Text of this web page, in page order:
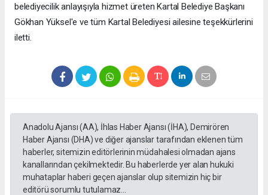
belediyecilik anlayışıyla hizmet üreten Kartal Belediye Başkanı
Gökhan Yüksel'e ve tüm Kartal Belediyesi ailesine teşekkürlerini
iletti.
Anadolu Ajansı (AA), İhlas Haber Ajansı (İHA), Demirören
Haber Ajansı (DHA) ve diğer ajanslar tarafından eklenen tüm
haberler, sitemizin editörlerinin müdahalesi olmadan ajans
kanallarından çekilmektedir. Bu haberlerde yer alan hukuki
muhataplar haberi geçen ajanslar olup sitemizin hiç bir
editörü sorumlu tutulamaz...